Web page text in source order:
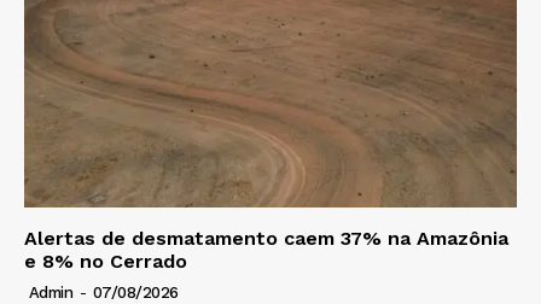
Alertas de desmatamento caem 37% na Amazônia
e 8% no Cerrado
Admin - 07/08/2026